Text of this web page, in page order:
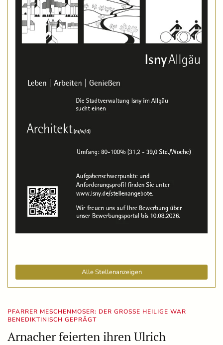
Alle Stellenanzeigen
PFARRER MESCHENMOSER: DER GROSSE HEILIGE WAR B
ENEDIKTINISCH GEPRÄGT
Arnacher feierten ihren Ulrich